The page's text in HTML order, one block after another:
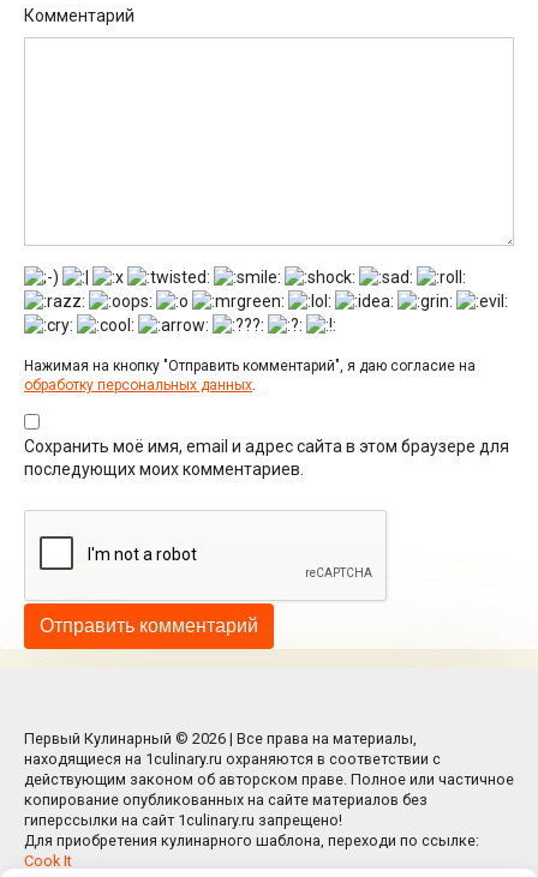
Комментарий
Нажимая на кнопку "Отправить комментарий", я даю согласие на
обработку персональных данных.
Сохранить моё имя, email и адрес сайта в этом браузере для
последующих моих комментариев.
Первый Кулинарный © 2026 | Все права на материалы,
находящиеся на 1culinary.ru охраняются в соответствии с
действующим законом об авторском праве. Полное или частичное
копирование опубликованных на сайте материалов без
гиперссылки на сайт 1culinary.ru запрещено!
Для приобретения кулинарного шаблона, переходи по ссылке:
Cook It